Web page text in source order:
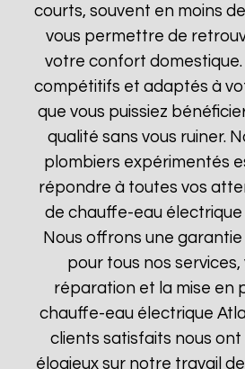
courts, souvent en moins
vous permettre de
votre confort
compétitifs et adaptés à
que vous puissiez
qualité sans vous ruiner.
plombiers expérimentés
répondre à toutes vos
de chauffe-eau
Nous offrons une
pour tous nos services,
réparation et la mise en
chauffe-eau électrique
clients satisfaits nous ont
élogieux sur notre travail